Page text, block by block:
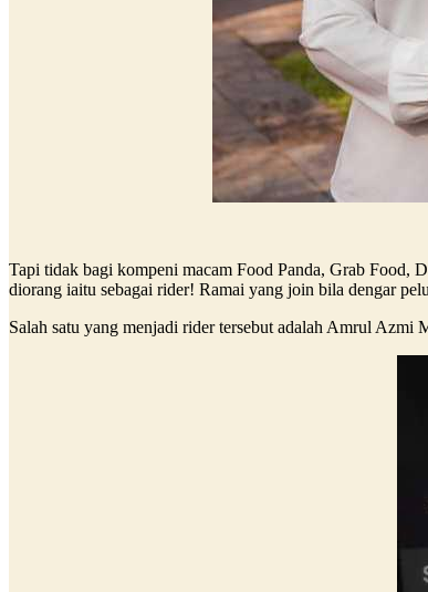
Tapi tidak bagi kompeni macam Food Panda, Grab Food,
diorang iaitu sebagai rider! Ramai yang join bila dengar
Salah satu yang menjadi rider tersebut adalah Amrul